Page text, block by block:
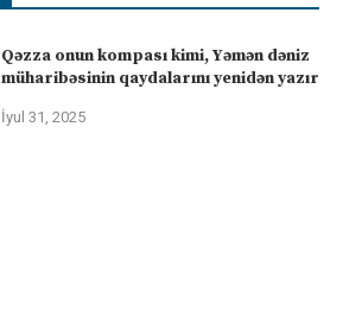
Qəzza onun kompası kimi, Yəmən dəniz
müharibəsinin qaydalarını yenidən yazır
İyul 31, 2025